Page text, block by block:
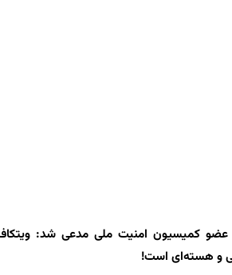
عضو کمیسیون امنیت ملی مدعی شد:
و هسته‌ای است!